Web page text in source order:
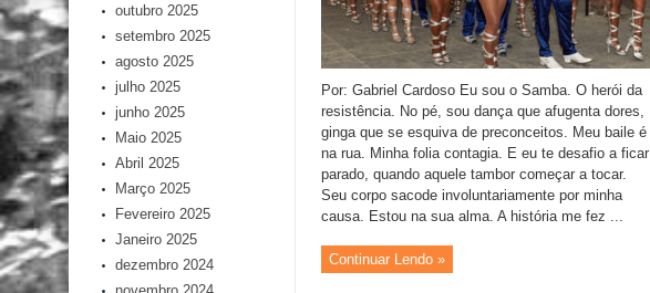
Por: Gabriel Cardoso Eu sou o Samba. O herói da
resistência. No pé, sou dança que afugenta dores,
ginga que se esquiva de preconceitos. Meu baile é
na rua. Minha folia contagia. E eu te desafio a ficar
parado, quando aquele tambor começar a tocar.
Seu corpo sacode involuntariamente por minha
causa. Estou na sua alma. A história me fez ...
Continuar Lendo »
outubro 2025
setembro 2025
agosto 2025
julho 2025
junho 2025
Maio 2025
Abril 2025
Março 2025
Fevereiro 2025
Janeiro 2025
dezembro 2024